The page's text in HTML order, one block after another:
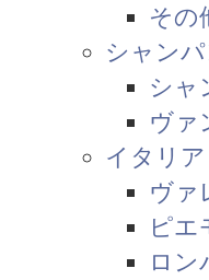
その
シャン
シャ
ヴァ
イタリア
ヴァ
ピエ
ロン